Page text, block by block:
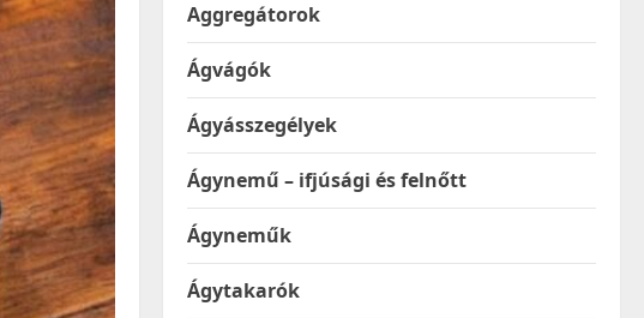
Aggregátorok
Ágvágók
Ágyásszegélyek
Ágynemű – ifjúsági és felnőtt
Ágyneműk
Ágytakarók